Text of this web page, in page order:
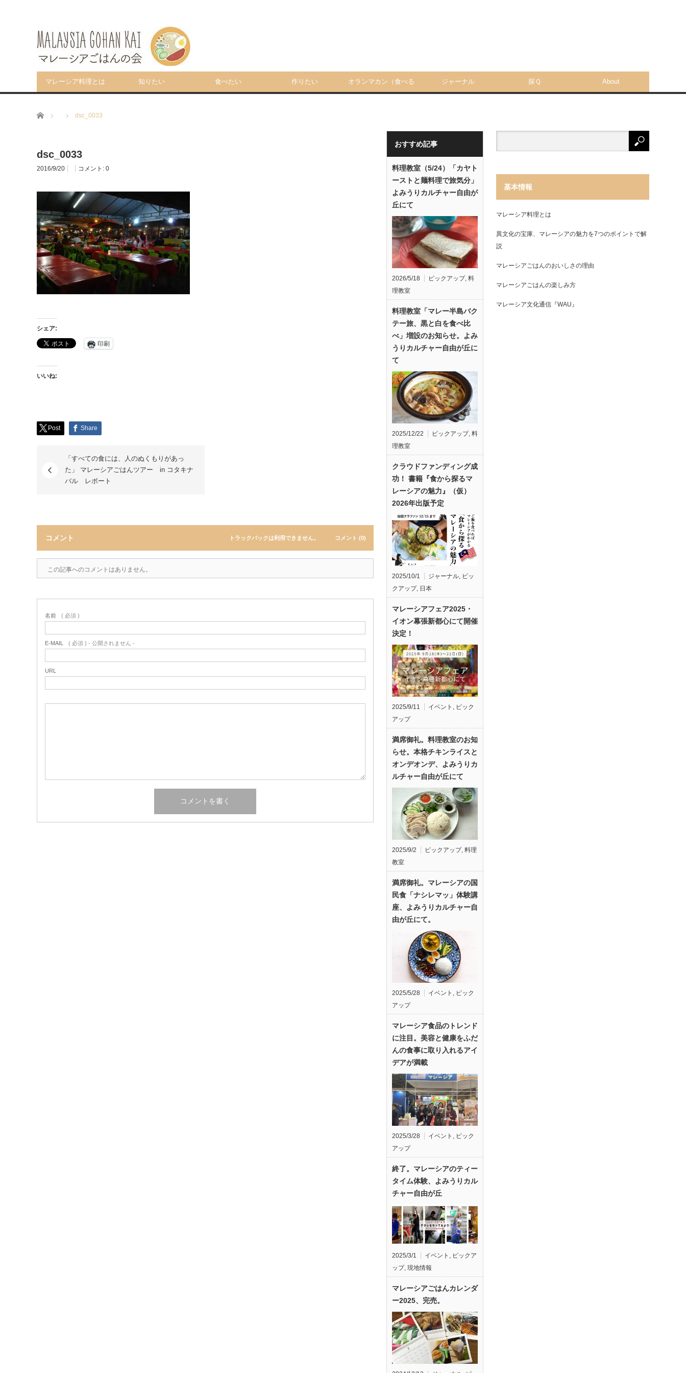
マレーシア料理とは 知りたい 食べたい 作りたい オランマカン（食べる ジャーナル 探Ｑ About
ホーム dsc_0033
dsc_0033
2016/9/20 コメント: 0
シェア:
印刷
いいね:
Post Share
「すべての食には、人のぬくもりがあっ
た」 マレーシアごはんツアー in コタキナ
バル レポート
コメント トラックバックは利用できません。 コメント (0)
この記事へのコメントはありません。
名前 ( 必須 )
E-MAIL ( 必須 ) - 公開されません -
URL
おすすめ記事
料理教室（5/24）「カヤト
ーストと麺料理で旅気分」
よみうりカルチャー自由が
丘にて
2026/5/18 ピックアップ, 料
理教室
料理教室「マレー半島バク
テー旅、黒と白を食べ比
べ」増設のお知らせ。よみ
うりカルチャー自由が丘に
て
2025/12/22 ピックアップ, 料
理教室
クラウドファンディング成
功！ 書籍『食から探るマ
レーシアの魅力』（仮）
2026年出版予定
2025/10/1 ジャーナル, ピッ
クアップ, 日本
マレーシアフェア2025・
イオン幕張新都心にて開催
決定！
2025/9/11 イベント , ピック
アップ
満席御礼。料理教室のお知
らせ。本格チキンライスと
オンデオンデ、よみうりカ
ルチャー自由が丘にて
2025/9/2 ピックアップ, 料理
教室
満席御礼。マレーシアの国
民食「ナシレマッ」体験講
座、よみうりカルチャー自
由が丘にて。
2025/5/28 イベント , ピック
アップ
マレーシア食品のトレンド
に注目。美容と健康をふだ
んの食事に取り入れるアイ
デアが満載
2025/3/28 イベント
ピック
アップ
終了。マレーシアのティー
タイム体験、よみうりカル
チャー自由が丘
2025/3/1 イベント , ピックア
ップ, 現地情報
マレーシアごはんカレンダ
ー2025、完売。
基本情報
マレーシア料理とは
異文化の宝庫、マレーシアの魅力を7つのポイントで解
説
マレーシアごはんのおいしさの理由
マレーシアごはんの楽しみ方
マレーシア文化通信『WAU』